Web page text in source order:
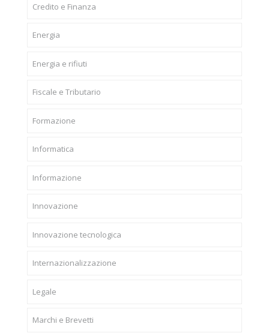
Credito e Finanza
Energia
Energia e rifiuti
Fiscale e Tributario
Formazione
Informatica
Informazione
Innovazione
Innovazione tecnologica
Internazionalizzazione
Legale
Marchi e Brevetti